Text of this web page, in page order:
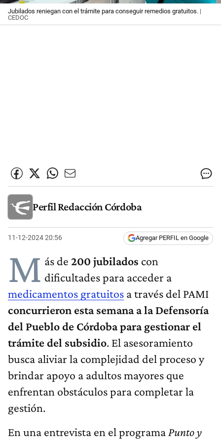
Jubilados reniegan con el trámite para conseguir remedios gratuitos. |
CEDOC
Perfil Redacción Córdoba
11-12-2024 20:56 Agregar PERFIL en Google
M ás de 200 jubilados con
dificultades para acceder a
medicamentos gratuitos a través del PAMI
concurrieron esta semana a la Defensoría
del Pueblo de Córdoba para gestionar el
trámite del subsidio. El asesoramiento
busca aliviar la complejidad del proceso y
brindar apoyo a adultos mayores que
enfrentan obstáculos para completar la
gestión.
En una entrevista en el programa Punto y